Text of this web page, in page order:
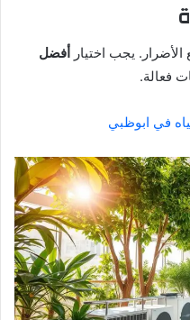
يجب اختيار أفضل
فعالة.
في ابوظبي